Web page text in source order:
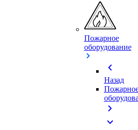
Пожарное
оборудование
chevron_left
Назад
chevron_right
expand_more